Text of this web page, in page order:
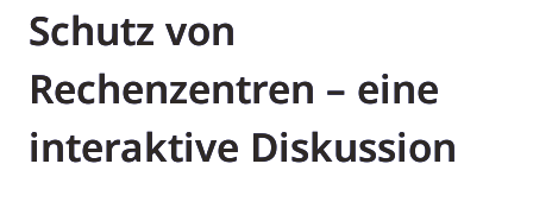
Schutz von
Rechenzentren – eine
interaktive Diskussion